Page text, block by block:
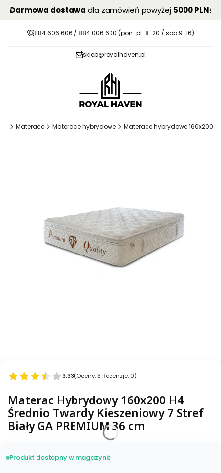
Darmowa dostawa dla zamówień powyżej 5000 PLN!
884 606 606 / 884 006 600 (pon-pt: 8-20 / sob 9-16)
sklep@royalhaven.pl
Materace Materace hybrydowe Materace hybrydowe 160x200
3.33(Oceny: 3 Recenzje: 0)
Materac Hybrydowy 160x200 H4
Średnio Twardy Kieszeniowy 7 Stref
Biały GA PREMIUM 36 cm
Produkt dostepny w magazynie